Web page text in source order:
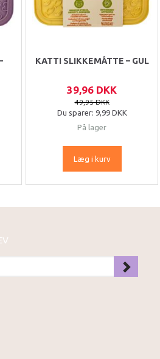
KATTI SLIKKEMÅTTE – GUL
39,96 DKK
49,95 DKK
Du sparer: 9,99 DKK
På lager
Læg i kurv